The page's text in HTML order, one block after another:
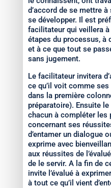
d’accord de se mettre
se développer. Il est
facilitateur qui veillera
étapes du processus, à
et à ce que tout se
sans jugement.
Le facilitateur invitera
ce qu’il voit comme
dans la première
préparatoire). Ensuite
chacun à compléter les
concernant ses
d’entamer un dialogue
exprime avec
aux réussites de
de le servir. A la fin de
invite l’évalué à
à tout ce qu’il vient